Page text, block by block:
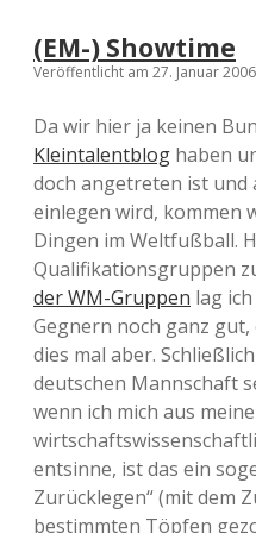
(EM-) Showtime
Veröffentlicht am 27. Januar 2006
Da wir hier ja keinen
Kleintalentblog haben
doch angetreten ist und
einlegen wird, kommen
Dingen im Weltfußball.
Qualifikationsgruppen
der WM-Gruppen lag
Gegnern noch ganz
dies mal aber.
deutschen Mannschaft
wenn ich mich aus
entsinne, ist das ein
Zurücklegen“ (mit dem
bestimmten Töpfen